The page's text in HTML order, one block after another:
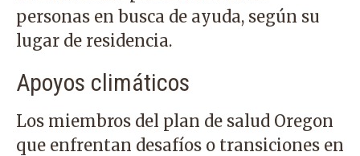
personas en busca de ayuda, según su
lugar de residencia.
Apoyos climáticos
Los miembros del plan de salud Oregon
que enfrentan desafíos o transiciones en